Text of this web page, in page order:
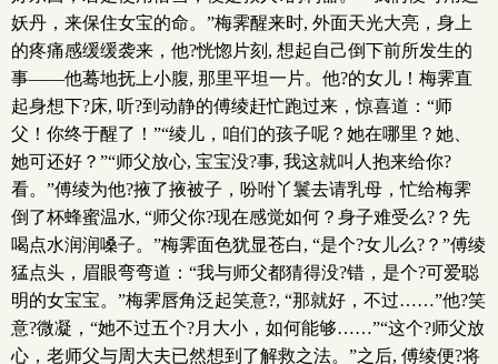
妖丹，来保住女宝的命。”梅霁醒来时, 外面天光大亮，身上
的疼痛感缓缓袭来，他?恍惚片刻, 想起自己倒下前所发生的
事——他蓦地抚上小腹, 那里平坦一片。他?的女儿！梅霁直
起身想下?床, 听?到动静的傅绫赶忙跑过来，惊喜道：“师
父！你终于醒了！”“绫儿，咱们的孩子呢？她在哪里？她、
她可还好？”“师父放心, 宝宝没?事, 我这就叫人抱来给你?
看。”傅绫为他?掖了掖被子，吩咐丫鬟去请乳母，忙给梅霁
倒了杯蜂蜜温水, “师父你?现在感觉如何？身子难受么?？先
喝点水润润嗓子。”梅霁面色犹显苍白, “是个?女儿么?？”傅绫
猛点头，眉眼弯弯道：“我与师父都猜得没?错，是个?可爱聪
明的女宝宝。”梅霁唇角泛起笑意?, “那就好，不过……”他?笑
意?微凝，“她不过五个?月大小，如何能够……”“这个?师父放
心，老师父与周大夫已然想到了解救之法。”之后, 傅绫便?将